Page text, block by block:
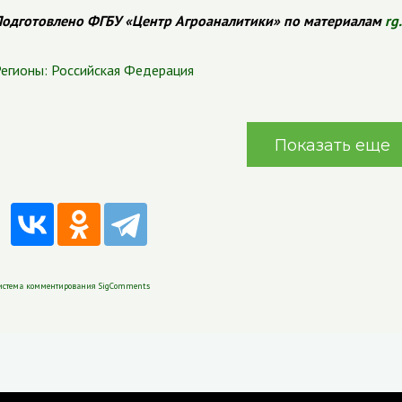
ФГБУ «Центр Агроаналитики» по материалам
Российская Федерация
Показать еще
комментирования SigComments